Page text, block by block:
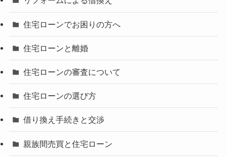
住宅ローンでお困りの方へ
住宅ローンと離婚
住宅ローンの審査について
住宅ローンの選び方
借り換え手続きと交渉
親族間売買と住宅ローン